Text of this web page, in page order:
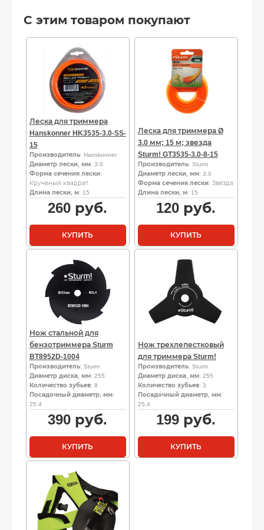
С этим товаром покупают
Леска для триммера
Hanskonner HK3535-3.0-SS-
15
Производитель: Hanskonner
Диаметр лески, мм: 3.0
Форма сечения лески:
Крученый квадрат
Длина лески, м: 15
260 руб.
КУПИТЬ
Леска для триммера Ø
3.0 мм; 15 м; звезда
Sturm! GT3535-3.0-8-15
Производитель: Sturm
Диаметр лески, мм: 3.0
Форма сечения лески: Звезда
Длина лески, м: 15
120 руб.
КУПИТЬ
Нож стальной для
бензотриммера Sturm
BT8952D-1004
Производитель: Sturm
Диаметр диска, мм: 255
Количество зубьев: 8
Посадочный диаметр, мм:
25.4
390 руб.
КУПИТЬ
Нож трехлепестковый
для триммера Sturm!
Производитель: Sturm
Диаметр диска, мм: 255
Количество зубьев: 3
Посадочный диаметр, мм:
25.4
199 руб.
КУПИТЬ